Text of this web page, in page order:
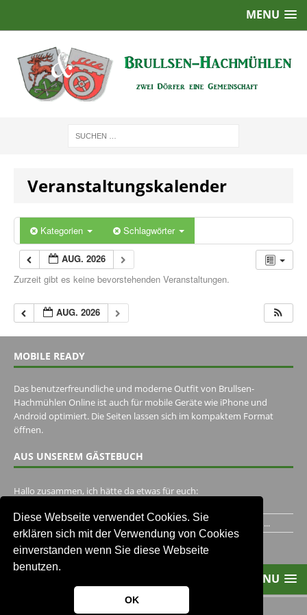
Diese Webseite verwendet Cookies. Sie
erklären sich mit der Verwendung von Cookies
einverstanden wenn Sie diese Webseite
benutzen.
OK
MENU
Veranstaltungskalender
Kategorien Schlagwörter
AUG. 2026
Zurzeit gibt es keine bevorstehenden Veranstaltungen.
AUG. 2026
MOBILE READY
Das benutzerfreundliche und moderne Outfit von Brullsen-
Hachmühlen Online ist auch für mobile Geräte wie iPhone und
Android optimiert. Die Seiten lassen sich im kompaktem Format
öffnen.
AUS UNSEREM GÄSTEBUCH
Hallo zusammen, ich hätte da etwas für euch:
Ich habe ein Jahr im Gasthaus Hugo Pape verbracht..Habe ihn...
Unser Gästebuch besuchen
MENU